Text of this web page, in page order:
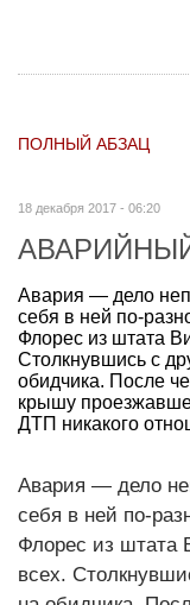
ПОЛНЫЙ АБЗАЦ
18 декабря 2017 - 06:20
Авария — дело
себя в ней по-
Флорес из штата
Столкнувшись с
обидчика. После
крышу
ДТП никакого
Авария — дело
себя в ней по-
Флорес из штата
всех.